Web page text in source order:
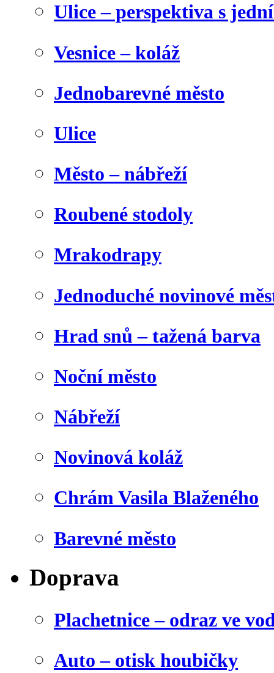
Ulice – perspektiva s
Vesnice – koláž
Jednobarevné město
Ulice
Město – nábřeží
Roubené stodoly
Mrakodrapy
Jednoduché novinové
Hrad snů – tažená barva
Noční město
Nábřeží
Novinová koláž
Chrám Vasila Blaženého
Barevné město
Doprava
Plachetnice – odraz ve
Auto – otisk houbičky